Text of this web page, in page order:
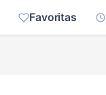
Favoritas